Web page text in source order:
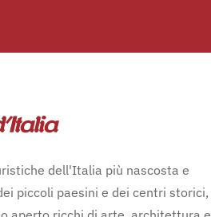
dell'Italia più nascosta e
piccoli paesini e dei centri storici,